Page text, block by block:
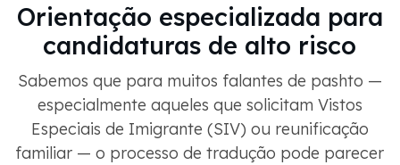
Orientação especializada para
candidaturas de alto risco
Sabemos que para muitos falantes de pashto —
especialmente aqueles que solicitam Vistos
Especiais de Imigrante (SIV) ou reunificação
familiar — o processo de tradução pode parecer